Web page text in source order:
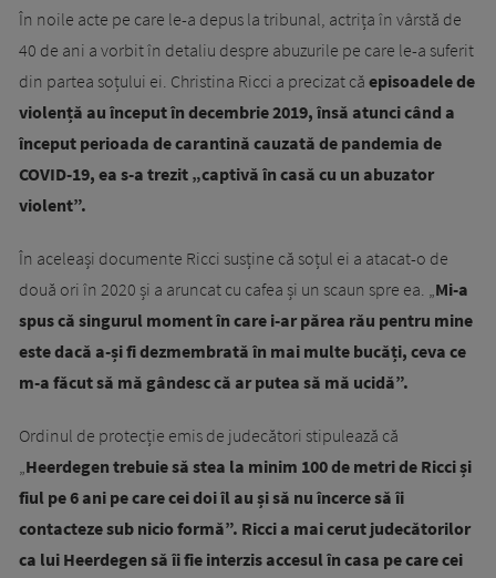
În noile acte pe care le-a depus la tribunal, actrița în vârstă de
40 de ani a vorbit în detaliu despre abuzurile pe care le-a suferit
din partea soțului ei. Christina Ricci a precizat că episoadele de
violență au început în decembrie 2019, însă atunci când a
început perioada de carantină cauzată de pandemia de
COVID-19, ea s-a trezit „captivă în casă cu un abuzator
violent”.
În aceleași documente Ricci susține că soțul ei a atacat-o de
două ori în 2020 și a aruncat cu cafea și un scaun spre ea. „Mi-a
spus că singurul moment în care i-ar părea rău pentru mine
este dacă a-și fi dezmembrată în mai multe bucăți, ceva ce
m-a făcut să mă gândesc că ar putea să mă ucidă”.
Ordinul de protecție emis de judecători stipulează că
„Heerdegen trebuie să stea la minim 100 de metri de Ricci și
fiul pe 6 ani pe care cei doi îl au și să nu încerce să îi
contacteze sub nicio formă”. Ricci a mai cerut judecătorilor
ca lui Heerdegen să îi fie interzis accesul în casa pe care cei